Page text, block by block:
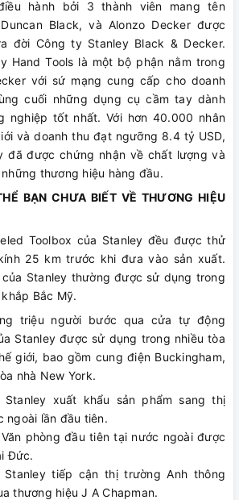
hành bởi 3 thành viên mang tên
Black, và Alonzo Decker được
đời Công ty Stanley Black & Decker.
Hand Tools là một bộ phận nằm trong
với sứ mạng cung cấp cho doanh
cuối những dụng cụ cầm tay dành
nghiệp tốt nhất. Với hơn 40.000 nhân
và doanh thu đạt ngưỡng 8.4 tỷ USD,
đã được chứng nhận về chất lượng và
thương hiệu hàng đầu.
BẠN CHƯA BIẾT VỀ THƯƠNG HIỆU
Toolbox của Stanley đều được thử
25 km trước khi đưa vào sản xuất.
của Stanley thường được sử dụng trong
Bắc Mỹ.
triệu người bước qua cửa tự động
Stanley được sử dụng trong nhiều tòa
giới, bao gồm cung điện Buckingham,
nhà New York.
Stanley xuất khẩu sản phẩm sang thị
ngoài lần đầu tiên.
phòng đầu tiên tại nước ngoài được
Đức.
Stanley tiếp cận thị trường Anh thông
thương hiệu J A Chapman.